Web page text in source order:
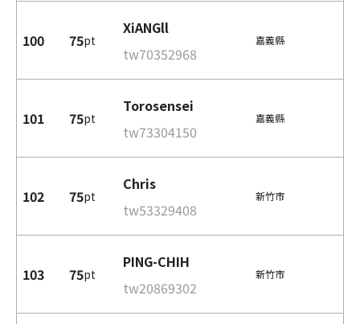
100 75pt
XiANGll
tw70352968
嘉義縣
101 75pt
Torosensei
tw73304150
嘉義縣
102 75pt
Chris
tw53329408
新竹市
103 75pt
PING-CHIH
tw20869302
新竹市